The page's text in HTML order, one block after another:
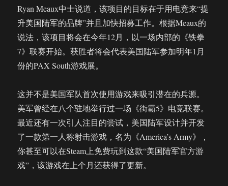
Ryan Meaux中士说道，该项目的目标在于用电竞来“提
升美国陆军的品牌”并且加快招募工作。根据Meaux的
说法，该项目将会在今年12月，以一场内部的《铁拳
7》联赛开始。获胜者将会代表美国陆军参加明年1月
份的PAX South游戏展。
这并不是美国军队首次使用游戏来吸引潜在的兵源。
美军曾经在八个驻地举行过一场《街霸5》电竞联赛。
最近还有一次引人注目的尝试，美国陆军设计并开发
了一款第一人称射击游戏，名为《America’s Army》，
你甚至可以在Steam上免费玩到这款“美国陆军官方游
戏”，该游戏在上个月还获得了更新。